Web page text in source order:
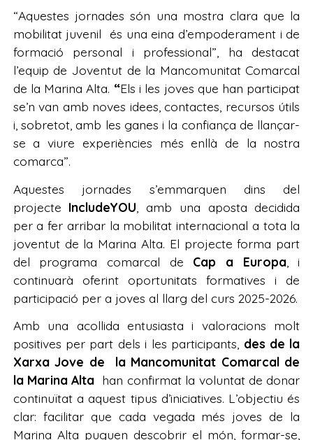
“Aquestes jornades són una mostra clara que la
mobilitat juvenil és una eina d’empoderament i de
formació personal i professional”, ha destacat
l’equip de Joventut de la Mancomunitat Comarcal
de la Marina Alta. “Els i les joves que han participat
se’n van amb noves idees, contactes, recursos útils
i, sobretot, amb les ganes i la confiança de llançar-
se a viure experiències més enllà de la nostra
comarca”.
Aquestes jornades s’emmarquen dins del
projecte IncludeYOU , amb una aposta decidida
per a fer arribar la mobilitat internacional a tota la
joventut de la Marina Alta. El projecte forma part
del programa comarcal de Cap a Europa, i
continuarà oferint oportunitats formatives i de
participació per a joves al llarg del curs 2025-2026.
Amb una acollida entusiasta i valoracions molt
positives per part dels i les participants, des de la
Xarxa Jove de la Mancomunitat Comarcal de
la Marina Alta han confirmat la voluntat de donar
continuïtat a aquest tipus d’iniciatives. L’objectiu és
clar: facilitar que cada vegada més joves de la
Marina Alta puguen descobrir el món, formar-se,